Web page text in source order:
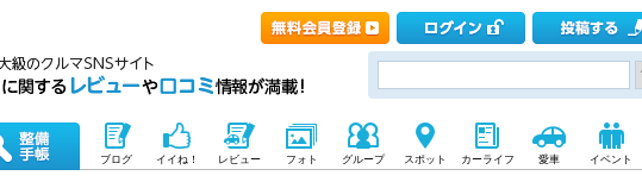
ブログ イイね！ レビュー フォト グループ スポット カーライフ 愛車 イベント